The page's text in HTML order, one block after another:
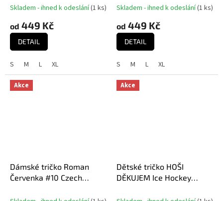
Red
Skladem - ihned k odeslání(1 ks)
od 449 Kč
DETAIL
S M L XL
Skladem - ihned k odeslání(1 ks)
od 449 Kč
DETAIL
S M L XL
Akce
Dámské tričko Roman
Červenka #10 Czech
Akce
Dětské tričko HOŠI
DĚKUJEM Ice Hockey